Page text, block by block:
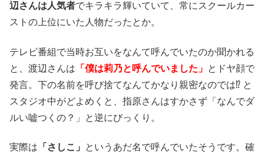
辺さんは人気者でキラキラ輝いていて、常にスクールカー
ストの上位にいた人物だったとか。
テレビ番組で当時お互いをなんて呼んでいたのか聞かれる
と、渡辺さんは 「僕は莉乃と呼んでいました」 とドヤ顔で
発言。下の名前を呼び捨てなんてかなり親密なのでは⁉ と
スタジオ中がどよめくと、指原さんはすかさず「なんでダ
ルい嘘つくの？」と逆にびっくり。
実際は 「さしこ」
というあだ名で呼んでいたそうです。確